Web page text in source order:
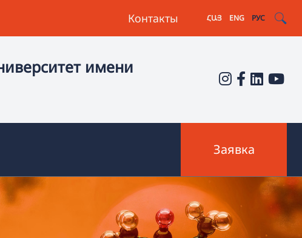
Контакты ՀԱՅ ENG РУС
имени
Заявка